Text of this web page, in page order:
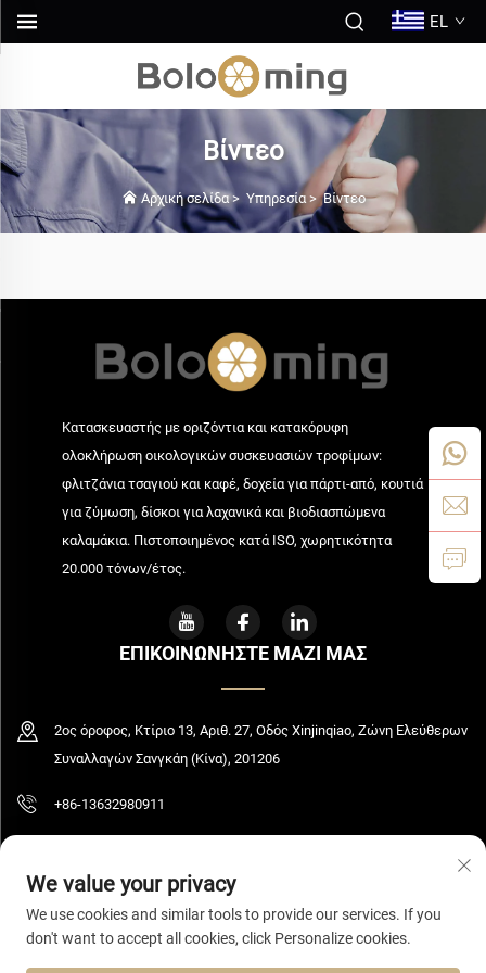
EL
Βίντεο
Αρχική σελίδα> Υπηρεσία>Βίντεο
Κατασκευαστής με οριζόντια και κατακόρυφη
ολοκλήρωση οικολογικών συσκευασιών τροφίμων:
φλιτζάνια τσαγιού και καφέ, δοχεία για πάρτι-από, κουτιά
για ζύμωση, δίσκοι για λαχανικά και βιοδιασπώμενα
καλαμάκια. Πιστοποιημένος κατά ISO, χωρητικότητα
20.000 τόνων/έτος.
ΕΠΙΚΟΙΝΩΝΗΣΤΕ ΜΑΖΙ ΜΑΣ
2ος όροφος, Κτίριο 13, Αριθ. 27, Οδός Xinjinqiao, Ζώνη Ελεύθερων
Συναλλαγών Σανγκάη (Κίνα), 201206
+86-13632980911
Πνευματικά δικαιώματα © 2026 Shanghai Bolooming Technology Co., Ltd. Με
επιφύλαξη παντός δικαιώματος. Πολιτική απορρήτου
We value your privacy
We use cookies and similar tools to provide our services. If you
don't want to accept all cookies, click Personalize cookies.